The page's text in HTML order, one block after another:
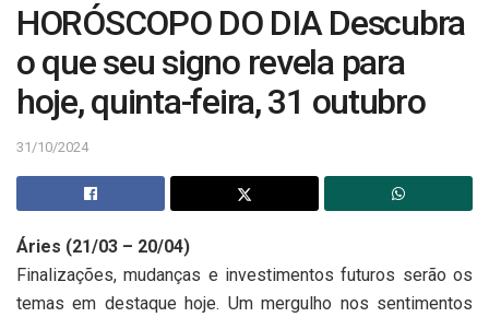
HORÓSCOPO DO DIA Descubra
o que seu signo revela para
hoje, quinta-feira, 31 outubro
31/10/2024
Áries (21/03 – 20/04)
Finalizações, mudanças e investimentos futuros serão os
temas em destaque hoje. Um mergulho nos sentimentos